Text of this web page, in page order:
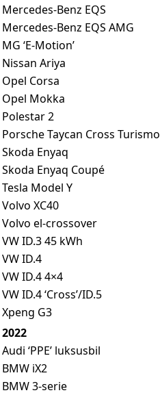
Mercedes-Benz EQS
Mercedes-Benz EQS AMG
MG ‘E-Motion’
Nissan Ariya
Opel Corsa
Opel Mokka
Polestar 2
Porsche Taycan Cross Turismo
Skoda Enyaq
Skoda Enyaq Coupé
Tesla Model Y
Volvo XC40
Volvo el-crossover
VW ID.3 45 kWh
VW ID.4
VW ID.4 4×4
VW ID.4 ‘Cross’/ID.5
Xpeng G3
2022
Audi ‘PPE’ luksusbil
BMW iX2
BMW 3-serie